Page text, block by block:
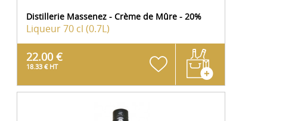
Distillerie Massenez - Crème de Mûre - 20%
Liqueur70 cl (0.7L)
22.00 €
18.33 € HT